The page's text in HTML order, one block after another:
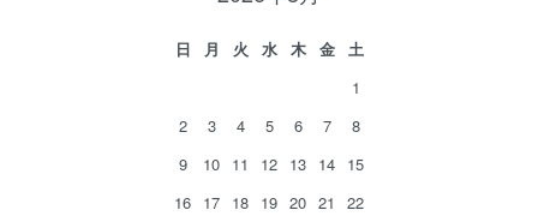
日 月 火 水 木 金
土
1
2
3 4 5 6 7
8
9
10 11 12 13 14 15
16 17 18 19 20 21
22